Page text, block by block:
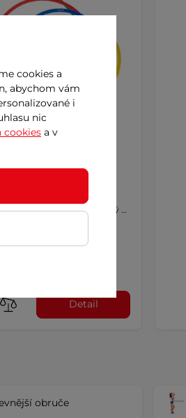
pro zlepšení fyzické
odolný a pružný …
Detail
obruče
cookies a
abychom vám
i
nic
cookies a v